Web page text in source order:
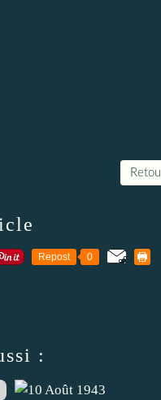
Repost 0
: